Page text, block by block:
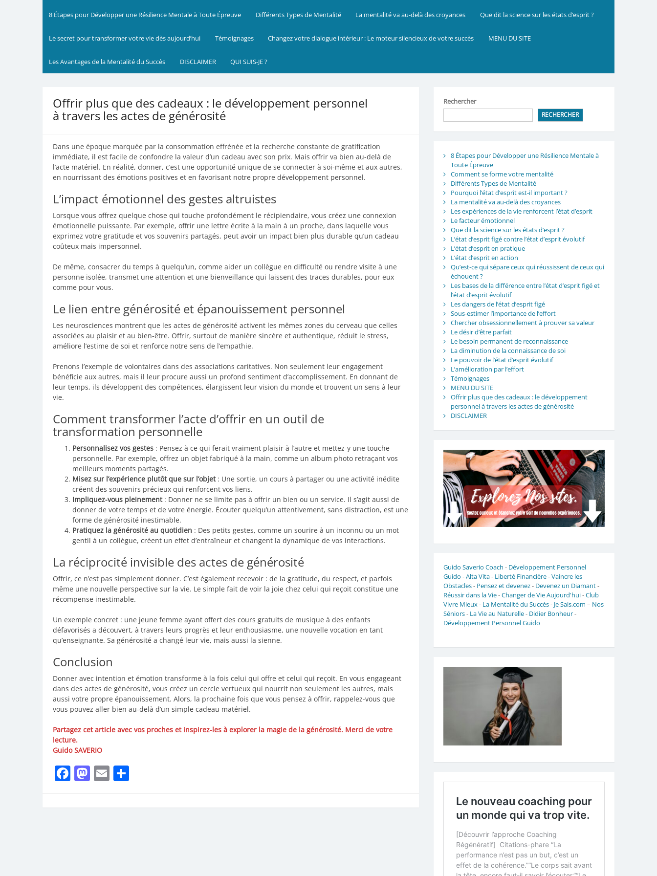
8 Étapes pour Développer une Résilience Mentale à Toute Épreuve Différents Types de Mentalité La mentalité va au-delà des croyances Que dit la science sur les états d’esprit ?
Le secret pour transformer votre vie dès aujourd’hui Témoignages Changez votre dialogue intérieur : Le moteur silencieux de votre succès MENU DU SITE
Les Avantages de la Mentalité du Succès DISCLAIMER QUI SUIS-JE ?
Offrir plus que des cadeaux : le développement personnel
à travers les actes de générosité
Dans une époque marquée par la consommation effrénée et la recherche constante de gratification
immédiate, il est facile de confondre la valeur d’un cadeau avec son prix. Mais offrir va bien au-delà de
l’acte matériel. En réalité, donner, c’est une opportunité unique de se connecter à soi-même et aux autres,
en nourrissant des émotions positives et en favorisant notre propre développement personnel.
L’impact émotionnel des gestes altruistes
Lorsque vous offrez quelque chose qui touche profondément le récipiendaire, vous créez une connexion
émotionnelle puissante. Par exemple, offrir une lettre écrite à la main à un proche, dans laquelle vous
exprimez votre gratitude et vos souvenirs partagés, peut avoir un impact bien plus durable qu’un cadeau
coûteux mais impersonnel.
De même, consacrer du temps à quelqu’un, comme aider un collègue en difficulté ou rendre visite à une
personne isolée, transmet une attention et une bienveillance qui laissent des traces durables, pour eux
comme pour vous.
Le lien entre générosité et épanouissement personnel
Les neurosciences montrent que les actes de générosité activent les mêmes zones du cerveau que celles
associées au plaisir et au bien-être. Offrir, surtout de manière sincère et authentique, réduit le stress,
améliore l’estime de soi et renforce notre sens de l’empathie.
Prenons l’exemple de volontaires dans des associations caritatives. Non seulement leur engagement
bénéficie aux autres, mais il leur procure aussi un profond sentiment d’accomplissement. En donnant de
leur temps, ils développent des compétences, élargissent leur vision du monde et trouvent un sens à leur
vie.
Comment transformer l’acte d’offrir en un outil de
transformation personnelle
Personnalisez vos gestes : Pensez à ce qui ferait vraiment plaisir à l’autre et mettez-y une touche
personnelle. Par exemple, offrez un objet fabriqué à la main, comme un album photo retraçant vos
meilleurs moments partagés.
Misez sur l’expérience plutôt que sur l’objet: Une sortie, un cours à partager ou une activité inédite
créent des souvenirs précieux qui renforcent vos liens.
Impliquez-vous pleinement: Donner ne se limite pas à offrir un bien ou un service. Il s’agit aussi de
donner de votre temps et de votre énergie. Écouter quelqu’un attentivement, sans distraction, est une
forme de générosité inestimable.
Pratiquez la générosité au quotidien : Des petits gestes, comme un sourire à un inconnu ou un mot
gentil à un collègue, créent un effet d’entraîneur et changent la dynamique de vos interactions.
La réciprocité invisible des actes de générosité
Offrir, ce n’est pas simplement donner. C’est également recevoir : de la gratitude, du respect, et parfois
même une nouvelle perspective sur la vie. Le simple fait de voir la joie chez celui qui reçoit constitue une
récompense inestimable.
Un exemple concret : une jeune femme ayant offert des cours gratuits de musique à des enfants
défavorisés a découvert, à travers leurs progrès et leur enthousiasme, une nouvelle vocation en tant
qu’enseignante. Sa générosité a changé leur vie, mais aussi la sienne.
Conclusion
Donner avec intention et émotion transforme à la fois celui qui offre et celui qui reçoit. En vous engageant
dans des actes de générosité, vous créez un cercle vertueux qui nourrit non seulement les autres, mais
aussi votre propre épanouissement. Alors, la prochaine fois que vous pensez à offrir, rappelez-vous que
vous pouvez aller bien au-delà d’un simple cadeau matériel.
Partagez cet article avec vos proches et inspirez-les à explorer la magie de la générosité. Merci de votre
lecture.
Guido SAVERIO
Facebook
Mastodon
Email
Rechercher
RECHERCHER
8 Étapes pour Développer une Résilience Mentale à
Toute Épreuve
Comment se forme votre mentalité
Différents Types de Mentalité
Pourquoi l’état d’esprit est-il important ?
La mentalité va au-delà des croyances
Les expériences de la vie renforcent l’état d’esprit
Le facteur émotionnel
Que dit la science sur les états d’esprit ?
L’état d’esprit figé contre l’état d’esprit évolutif
L’état d’esprit en pratique
L’état d’esprit en action
Qu’est-ce qui sépare ceux qui réussissent de ceux qui
échouent ?
Les bases de la différence entre l’état d’esprit figé et
l’état d’esprit évolutif
Les dangers de l’état d’esprit figé
Sous-estimer l’importance de l’effort
Chercher obsessionnellement à prouver sa valeur
Le désir d’être parfait
Le besoin permanent de reconnaissance
La diminution de la connaissance de soi
Le pouvoir de l’état d’esprit évolutif
L’amélioration par l’effort
Témoignages
MENU DU SITE
Offrir plus que des cadeaux : le développement
personnel à travers les actes de générosité
DISCLAIMER
Guido Saverio Coach - Développement Personnel
Guido -Alta Vita- Liberté Financière-Vaincre les
Obstacles- Pensez et devenez- Devenez un Diamant-
Réussir dans la Vie-Changer de Vie Aujourd'hui-Club
Vivre Mieux- La Mentalité du Succès- Je Sais,com – Nos
Séniors- La Vie au Naturelle- Didier Bonheur-
Développement Personnel Guido